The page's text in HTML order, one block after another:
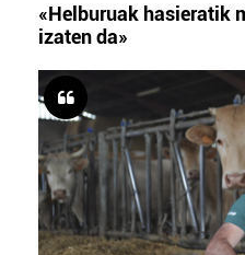
«Helburuak hasieratik
izaten da»